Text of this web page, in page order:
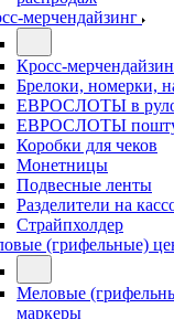
мерчендайзинг
Кросс-
Брелоки, номерки,
ЕВРОСЛОТЫ в
ЕВРОСЛОТЫ
Коробки для чеков
Монетницы
Подвесные ленты
Разделители на
Страйпхолдер
(грифельные)
Меловые
маркеры